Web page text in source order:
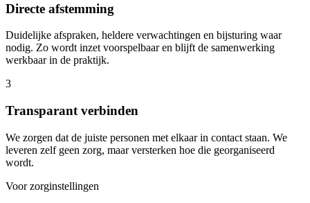
Directe afstemming
Duidelijke afspraken, heldere verwachtingen en bijsturing waar
nodig. Zo wordt inzet voorspelbaar en blijft de samenwerking
werkbaar in de praktijk.
3
Transparant verbinden
We zorgen dat de juiste personen met elkaar in contact staan. We
leveren zelf geen zorg, maar versterken hoe die georganiseerd
wordt.
Voor zorginstellingen